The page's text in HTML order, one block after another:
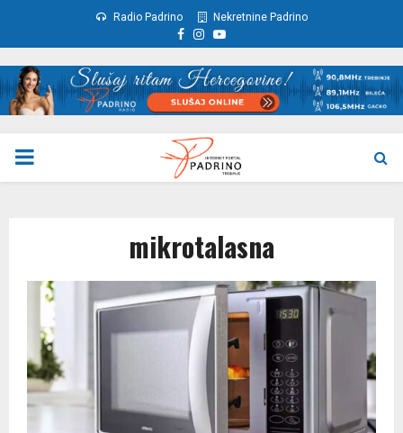
Radio Padrino Nekretnine Padrino
Facebook
Instagram
Youtube
PRIMARY
mikrotalasna